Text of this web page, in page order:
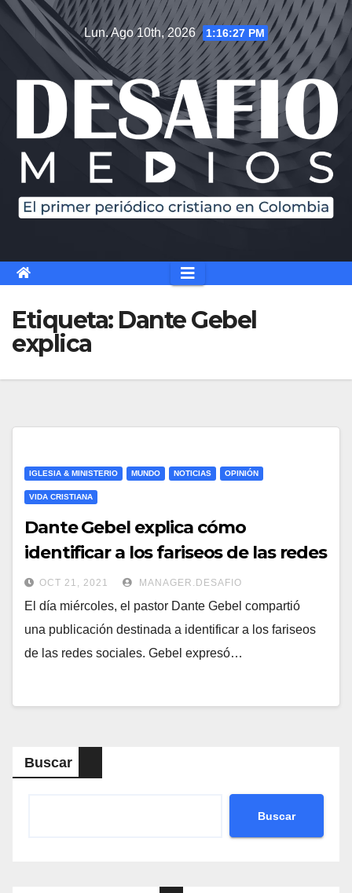
Saltar
contenido
Lun. Ago 10th, 2026 1:16:27 PM
Etiqueta: Dante Gebel
explica
IGLESIA & MINISTERIO MUNDO NOTICIAS OPINIÓN
VIDA CRISTIANA
Dante Gebel explica cómo
identificar a los fariseos de las redes
OCT 21, 2021 MANAGER.DESAFIO
El día miércoles, el pastor Dante Gebel compartió
una publicación destinada a identificar a los fariseos
de las redes sociales. Gebel expresó…
Buscar
Buscar